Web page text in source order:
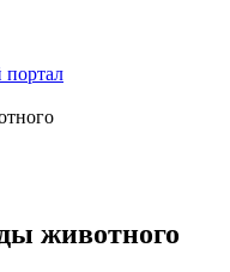
портал
животного